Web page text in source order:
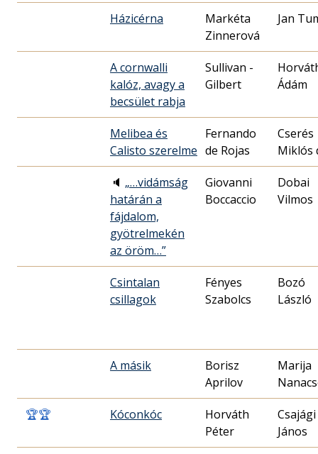
Házicérna
Markéta
Zinnerová
Jan
A cornwalli
kalóz, avagy a
becsület rabja
Sullivan -
Gilbert
Ádám
Melibea és
Calisto szerelme
Fernando
de Rojas
Cserés
Miklós
🔈 „…vidámság
határán a
fájdalom,
gyötrelmekén
az öröm…”
Giovanni
Boccaccio
Dobai
Vilmos
Csintalan
csillagok
Fényes
Szabolcs
Bozó
László
A másik
Borisz
Aprilov
Marija
🏆🏆 Kóconkóc
Horváth
Péter
Csajági
János